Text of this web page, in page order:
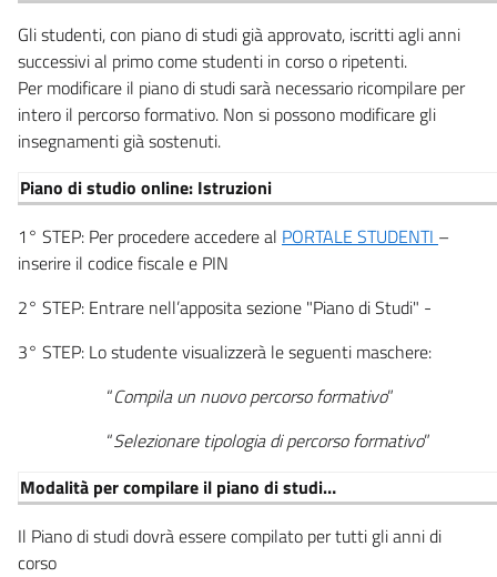
Gli studenti, con piano di studi già approvato, iscritti agli anni
successivi al primo come studenti in corso o ripetenti.
Per modificare il piano di studi sarà necessario ricompilare per
intero il percorso formativo. Non si possono modificare gli
insegnamenti già sostenuti.
Piano di studio online: Istruzioni
1° STEP: Per procedere accedere al PORTALE STUDENTI –
inserire il codice fiscale e PIN
2° STEP: Entrare nell’apposita sezione "Piano di Studi" -
3° STEP: Lo studente visualizzerà le seguenti maschere:
“Compila un nuovo percorso formativo”
“Selezionare tipologia di percorso formativo”
Modalità per compilare il piano di studi…
Il Piano di studi dovrà essere compilato per tutti gli anni di
corso